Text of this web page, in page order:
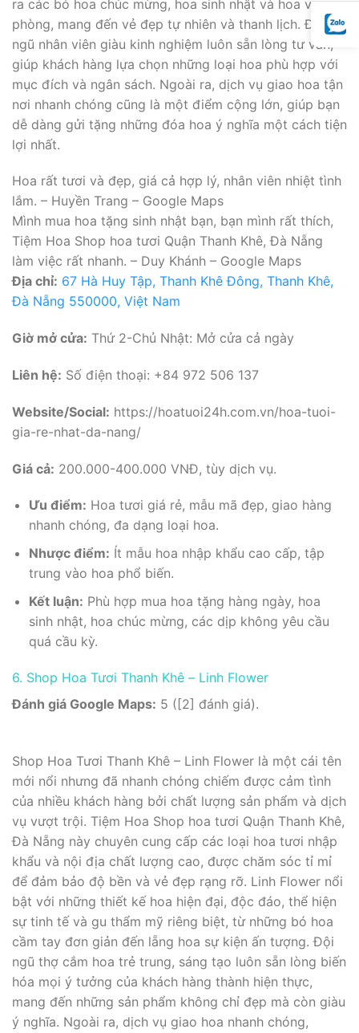
ra các bó hoa chúc mừng, hoa sinh nhật và hoa văn
phòng, mang đến vẻ đẹp tự nhiên và thanh lịch. Đội
ngũ nhân viên giàu kinh nghiệm luôn sẵn lòng tư vấn,
giúp khách hàng lựa chọn những loại hoa phù hợp với
mục đích và ngân sách. Ngoài ra, dịch vụ giao hoa tận
nơi nhanh chóng cũng là một điểm cộng lớn, giúp bạn
dễ dàng gửi tặng những đóa hoa ý nghĩa một cách tiện
lợi nhất.
Hoa rất tươi và đẹp, giá cả hợp lý, nhân viên nhiệt tình
lắm. – Huyền Trang – Google Maps
Mình mua hoa tặng sinh nhật bạn, bạn mình rất thích,
Tiệm Hoa Shop hoa tươi Quận Thanh Khê, Đà Nẵng
làm việc rất nhanh. – Duy Khánh – Google Maps
Địa chỉ: 67 Hà Huy Tập, Thanh Khê Đông, Thanh Khê,
Đà Nẵng 550000, Việt Nam
Giờ mở cửa: Thứ 2-Chủ Nhật: Mở cửa cả ngày
Liên hệ: Số điện thoại: +84 972 506 137
Website/Social: https://hoatuoi24h.com.vn/hoa-tuoi-
gia-re-nhat-da-nang/
Giá cả: 200.000-400.000 VNĐ, tùy dịch vụ.
Ưu điểm: Hoa tươi giá rẻ, mẫu mã đẹp, giao hàng
nhanh chóng, đa dạng loại hoa.
Nhược điểm: Ít mẫu hoa nhập khẩu cao cấp, tập
trung vào hoa phổ biến.
Kết luận: Phù hợp mua hoa tặng hàng ngày, hoa
sinh nhật, hoa chúc mừng, các dịp không yêu cầu
quá cầu kỳ.
6. Shop Hoa Tươi Thanh Khê – Linh Flower
Đánh giá Google Maps: 5 ([2] đánh giá).
Shop Hoa Tươi Thanh Khê – Linh Flower là một cái tên
mới nổi nhưng đã nhanh chóng chiếm được cảm tình
của nhiều khách hàng bởi chất lượng sản phẩm và dịch
vụ vượt trội. Tiệm Hoa Shop hoa tươi Quận Thanh Khê,
Đà Nẵng này chuyên cung cấp các loại hoa tươi nhập
khẩu và nội địa chất lượng cao, được chăm sóc tỉ mỉ
để đảm bảo độ bền và vẻ đẹp rạng rỡ. Linh Flower nổi
bật với những thiết kế hoa hiện đại, độc đáo, thể hiện
sự tinh tế và gu thẩm mỹ riêng biệt, từ những bó hoa
cầm tay đơn giản đến lẵng hoa sự kiện ấn tượng. Đội
ngũ thợ cắm hoa trẻ trung, sáng tạo luôn sẵn lòng biến
hóa mọi ý tưởng của khách hàng thành hiện thực,
mang đến những sản phẩm không chỉ đẹp mà còn giàu
ý nghĩa. Ngoài ra, dịch vụ giao hoa nhanh chóng,